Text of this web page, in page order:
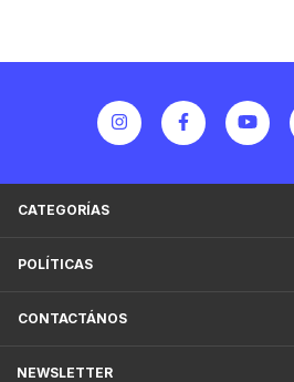
CATEGORÍAS
POLÍTICAS
CONTACTÁNOS
NEWSLETTER